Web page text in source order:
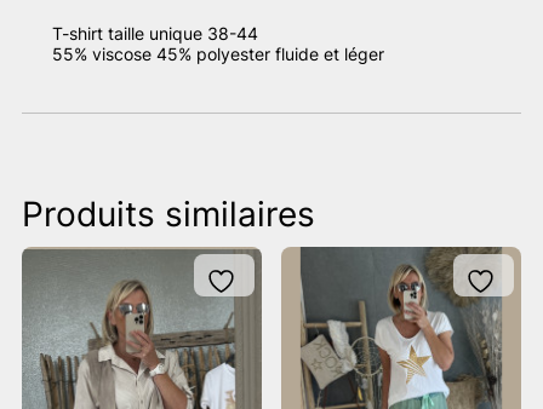
T-shirt taille unique 38-44
55% viscose 45% polyester fluide et léger
Produits similaires